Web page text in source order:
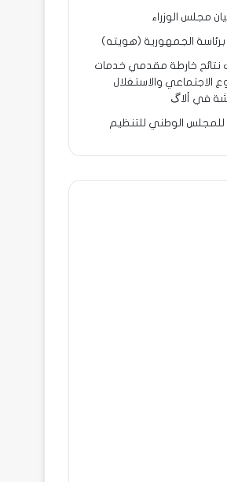
مجلس الوزراء
الجمهورية (هويته)
2 يشارك نتائح خارطة مقدمي خدمات
الاجتماعي والاستغلال
في ألاگ
للمجلس الوطني للتنظيم